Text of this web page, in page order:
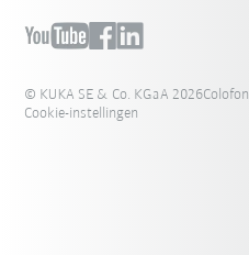
© KUKA SE & Co. KGaA 2026Colofon
Cookie-instellingen